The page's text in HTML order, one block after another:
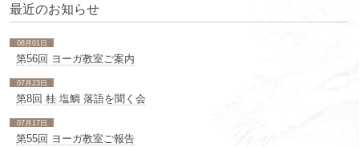
最近のお知らせ
08月01日
第56回 ヨーガ教室ご案内
07月23日
第8回 桂 塩鯛 落語を聞く会
07月17日
第55回 ヨーガ教室ご報告